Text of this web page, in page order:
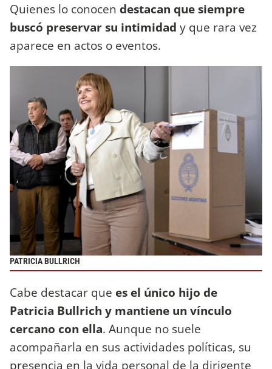
Quienes lo conocen destacan que siempre
buscó preservar su intimidad y que rara vez
aparece en actos o eventos.
PATRICIA BULLRICH
Cabe destacar que es el único hijo de
Patricia Bullrich y mantiene un vínculo
cercano con ella. Aunque no suele
acompañarla en sus actividades políticas, su
presencia en la vida personal de la dirigente